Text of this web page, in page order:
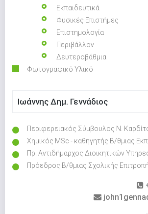
Εκπαιδευτικά
Φυσικές Επιστήμες
Επιστημολογία
Περιβάλλον
Δευτεροβάθμια
Φωτογραφικό Υλικό
Ιωάννης Δημ. Γεννάδιος
Περιφερειακός Σύμβουλος Ν.
Χημικός MSc - καθηγητής Β/θμιας
Πρ. Αντιδήμαρχος Διοικητικών
Πρόεδρος Β/θμιας Σχολικής